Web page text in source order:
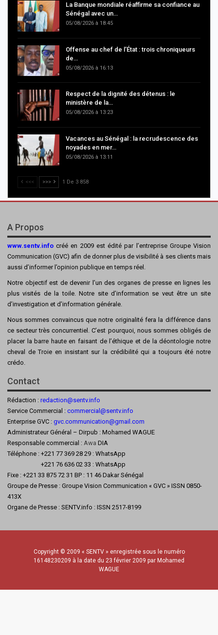
La Banque mondiale réaffirme sa confiance au
Sénégal avec un…
05/08/2026 à 18:45
Offense au chef de l’État : trois chroniqueurs
de…
05/08/2026 à 16:13
Respect de la dignité des détenus : le
ministère de la…
05/08/2026 à 13:23
Vacances au Sénégal : la recrudescence des
noyades en mer…
05/08/2026 à 13:11
<<< >>> 1 De 3 858
A Propos
www.sentv.info créé en 2009 est édité par l’entreprise Groupe Vision
Communication (GVC) afin de donner plus de visibilité à ses clients mais
aussi d’informer l’opinion publique en temps réel.
Notre objectif est de devenir l’un des organes de presse en lignes les
plus visités de la toile. Notre site d’information se veut être un site
d’investigation et d’information générale.
Nous sommes convaincus que notre originalité fera la différence dans
ce secteur très concurrentiel. C’est pourquoi, nous sommes obligés de
placer la barre haute en faisant de l’éthique et de la déontologie notre
cheval de Troie en insistant sur la crédibilité qui a toujours été notre
crédo.
Contact
Rédaction : redaction@sentv.info
Service Commercial : commercial@sentv.info
Enterprise GVC : gvc.communication@gmail.com
Administrateur Général – Dirpub : Mohamed WAGUE
Responsable commercial : Awa DIA
Téléphone : +221 77 369 28 29 : WhatsApp
+221 76 636 02 33 : WhatsApp
Fixe : +221 33 875 72 31 BP : 11 46 Dakar Sénégal
Groupe de Presse : Groupe Vision Communication « GVC » ISSN 0850-
413X
Organe de Presse : SENTV.info : ISSN 2517-8199
Copyright © 2009 « SENTV » enregistrée sous le numéro
16148230209 à la date du 23 février 2009 par Mohamed
WAGUE